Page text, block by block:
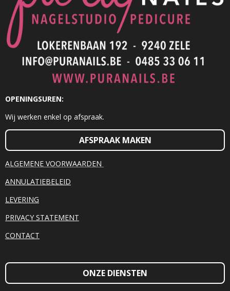
OPENINGSUREN:
Wij werken enkel op afspraak.
AFSPRAAK MAKEN
ALGEMENE VOORWAARDEN
ANNULATIEBELEID
LEVERING
PRIVACY STATEMENT
CONTACT
ONZE DIENSTEN